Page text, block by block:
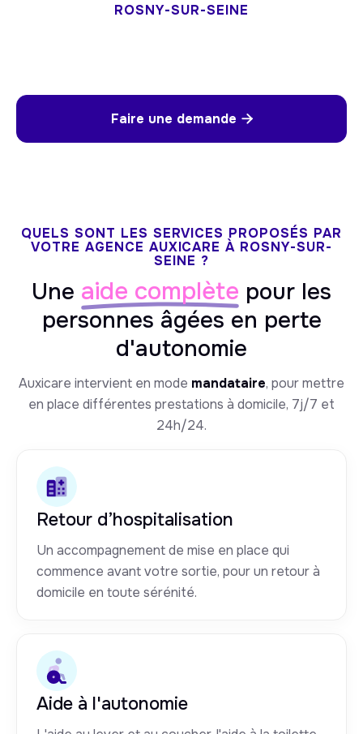
ROSNY-SUR-SEINE
Faire une demande 
QUELS SONT LES SERVICES PROPOSÉS PAR
VOTRE AGENCE AUXICARE À ROSNY-SUR-
SEINE ?
Une aide complète pour les
personnes âgées en perte
d'autonomie
Auxicare intervient en mode mandataire, pour mettre
en place différentes prestations à domicile, 7j/7 et
24h/24.
Retour d’hospitalisation
Un accompagnement de mise en place qui
commence avant votre sortie, pour un retour à
domicile en toute sérénité.
Aide à l'autonomie